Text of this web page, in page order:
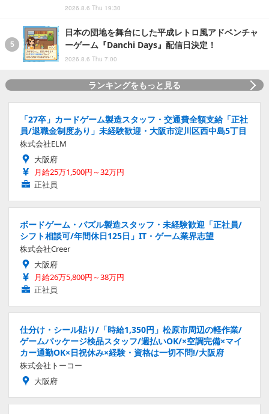
2026.8.6 Thu 19:30
日本の団地を舞台にした平成レトロ風アドベンチャ
ーゲーム『Danchi Days』配信日決定！
2026.8.6 Thu 7:00
ランキングをもっと見る
「27卒」カードゲーム製造スタッフ・交通費全額支給「正社
員/退職金制度あり」未経験歓迎・大阪市淀川区西中島5丁目
株式会社ELM
大阪府
月給25万1,500円～32万円
正社員
ボードゲーム・パズル製造スタッフ・未経験歓迎「正社員/
シフト相談可/年間休日125日」IT・ゲーム業界志望
株式会社Creer
大阪府
月給26万5,800円～38万円
正社員
仕分け・シール貼り/「時給1,350円」松原市周辺の軽作業/
ゲームパッケージ検品スタッフ/週払いOK/×空調完備×マイ
カー通勤OK×日祝休み×経験・資格は一切不問!/大阪府
株式会社トーコー
大阪府